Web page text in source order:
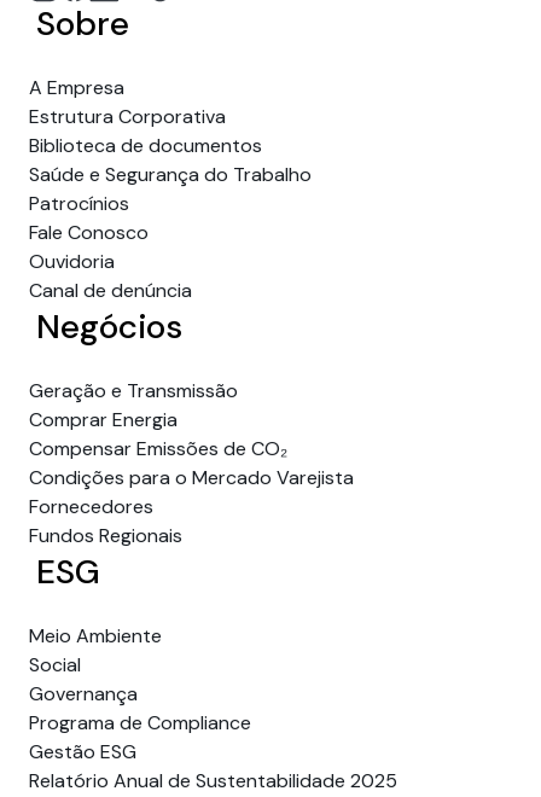
Sobre
A Empresa
Estrutura Corporativa
Biblioteca de documentos
Saúde e Segurança do Trabalho
Patrocínios
Fale Conosco
Ouvidoria
Canal de denúncia
Negócios
Geração e Transmissão
Comprar Energia
Compensar Emissões de CO₂
Condições para o Mercado Varejista
Fornecedores
Fundos Regionais
ESG
Meio Ambiente
Social
Governança
Programa de Compliance
Gestão ESG
Relatório Anual de Sustentabilidade 2025